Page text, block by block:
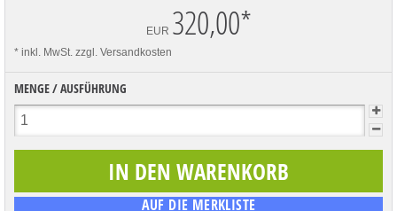
EUR 320,00*
* inkl. MwSt. zzgl. Versandkosten
MENGE / AUSFÜHRUNG